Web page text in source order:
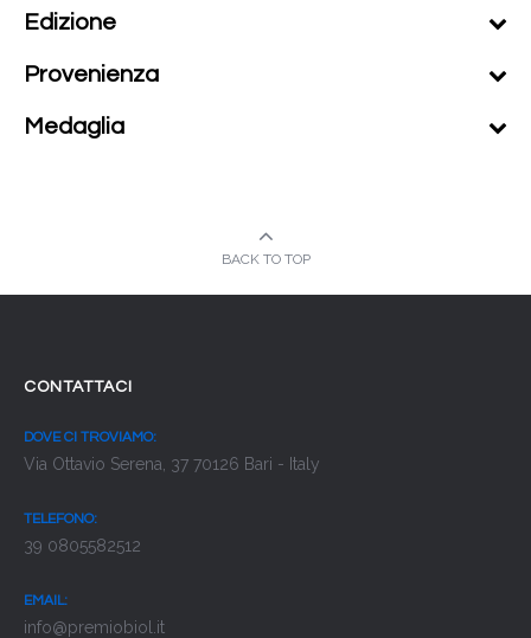
Edizione
Provenienza
Medaglia
BACK TO TOP
CONTATTACI
DOVE CI TROVIAMO:
Via Ottavio Serena, 37 70126 Bari - Italy
TELEFONO:
39 0805582512
EMAIL:
info@premiobiol.it